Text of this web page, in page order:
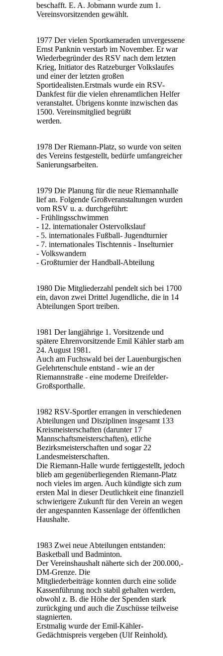
beschafft. E. A. Jobmann wurde zum 1.
Vereinsvorsitzenden gewählt.
1977 Der vielen Sportkameraden unvergessene
Ernst Panknin verstarb im November. Er war
Wiederbegründer des RSV nach dem letzten
Krieg, Initiator des Ratzeburger Volkslaufes
und einer der letzten großen
Sportidealisten.Erstmals wurde ein RSV-
Dankfest für die vielen ehrenamtlichen Helfer
veranstaltet. Übrigens konnte inzwischen das
1500. Vereinsmitglied begrüßt
werden.
1978 Der Riemann-Platz, so wurde von seiten
des Vereins festgestellt, bedürfe umfangreicher
Sanierungsarbeiten.
1979 Die Planung für die neue Riemannhalle
lief an. Folgende Großveranstaltungen wurden
vom RSV u. a. durchgeführt:
- Frühlingsschwimmen
- 12. internationaler Ostervolkslauf
- 5. internationales Fußball- Jugendturnier
- 7. internationales Tischtennis - Inselturnier
- Volkswandern
- Großturnier der Handball-Abteilung
1980 Die Mitgliederzahl pendelt sich bei 1700
ein, davon zwei Drittel Jugendliche, die in 14
Abteilungen Sport treiben.
1981 Der langjährige 1. Vorsitzende und
spätere Ehrenvorsitzende Emil Kähler starb am
24. August 1981.
Auch am Fuchswald bei der Lauenburgischen
Gelehrtenschule entstand - wie an der
Riemannstraße - eine moderne Dreifelder-
Großsporthalle.
1982 RSV-Sportler errangen in verschiedenen
Abteilungen und Disziplinen insgesamt 133
Kreismeisterschaften (darunter 17
Mannschaftsmeisterschaften), etliche
Bezirksmeisterschaften und sogar 22
Landesmeisterschaften.
Die Riemann-Halle wurde fertiggestellt, jedoch
blieb am gegenüberliegenden Riemann-Platz
noch vieles im argen. Auch kündigte sich zum
ersten Mal in dieser Deutlichkeit eine finanziell
schwierigere Zukunft für den Verein an wegen
der angespannten Kassenlage der öffentlichen
Haushalte.
1983 Zwei neue Abteilungen entstanden:
Basketball und Badminton.
Der Vereinshaushalt näherte sich der 200.000,-
DM-Grenze. Die
Mitgliederbeiträge konnten durch eine solide
Kassenführung noch stabil gehalten werden,
obwohl z. B. die Höhe der Spenden stark
zurückging und auch die Zuschüsse teilweise
stagnierten.
Erstmalig wurde der Emil-Kähler-
Gedächtnispreis vergeben (Ulf Reinhold).